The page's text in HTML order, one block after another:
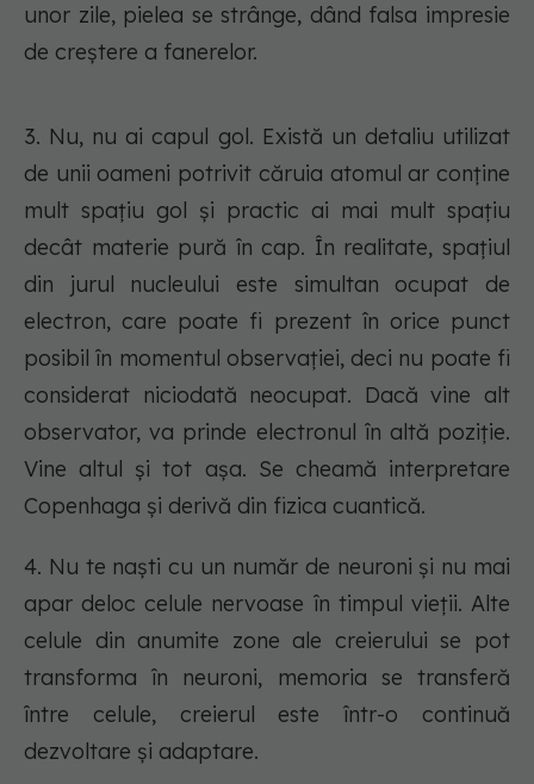
unor zile, pielea se strânge, dând falsa impresie
de creștere a fanerelor.
3. Nu, nu ai capul gol. Există un detaliu utilizat
de unii oameni potrivit căruia atomul ar conține
mult spațiu gol și practic ai mai mult spațiu
decât materie pură în cap. În realitate, spațiul
din jurul nucleului este simultan ocupat de
electron, care poate fi prezent în orice punct
posibil în momentul observației, deci nu poate fi
considerat niciodată neocupat. Dacă vine alt
observator, va prinde electronul în altă poziție.
Vine altul și tot așa. Se cheamă interpretare
Copenhaga și derivă din fizica cuantică.
4. Nu te naști cu un număr de neuroni și nu mai
apar deloc celule nervoase în timpul vieții. Alte
celule din anumite zone ale creierului se pot
transforma în neuroni, memoria se transferă
între celule, creierul este într-o continuă
dezvoltare și adaptare.